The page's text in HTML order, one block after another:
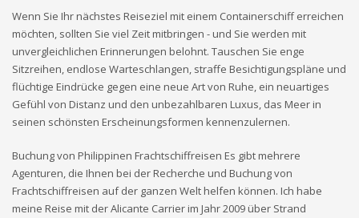
Wenn Sie Ihr nächstes Reiseziel mit einem Containerschiff erreichen
möchten, sollten Sie viel Zeit mitbringen - und Sie werden mit
unvergleichlichen Erinnerungen belohnt. Tauschen Sie enge
Sitzreihen, endlose Warteschlangen, straffe Besichtigungspläne und
flüchtige Eindrücke gegen eine neue Art von Ruhe, ein neuartiges
Gefühl von Distanz und den unbezahlbaren Luxus, das Meer in
seinen schönsten Erscheinungsformen kennenzulernen.
Buchung von Philippinen Frachtschiffreisen Es gibt mehrere
Agenturen, die Ihnen bei der Recherche und Buchung von
Frachtschiffreisen auf der ganzen Welt helfen können. Ich habe
meine Reise mit der Alicante Carrier im Jahr 2009 über Strand